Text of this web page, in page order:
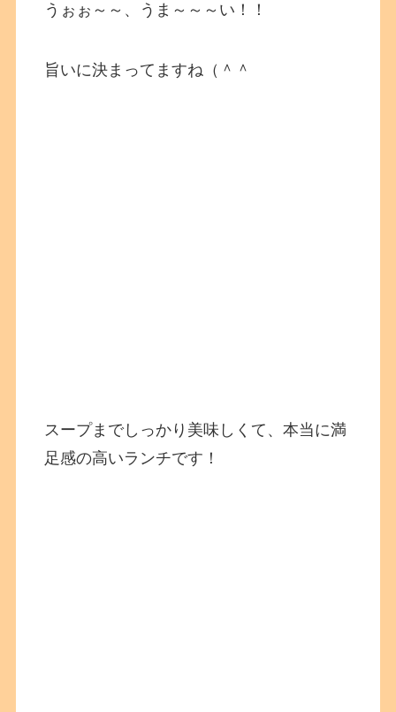
うぉぉ～～、うま～～～い！！
旨いに決まってますね（＾＾
スープまでしっかり美味しくて、本当に満
足感の高いランチです！